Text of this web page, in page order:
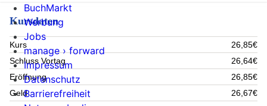
Kursdaten
Kurs
26,85€
Schluss Vortag
26,64€
Eröffnung
26,85€
Geld
26,67€
BuchMarkt
Werbung
Jobs
manage › forward
Impressum
Datenschutz
Barrierefreiheit